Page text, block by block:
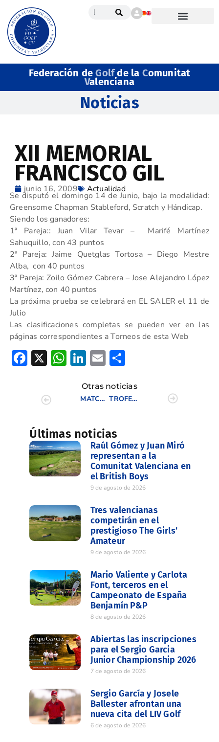
Federación deGolfde la Comunitat
Valenciana
Noticias
XII MEMORIAL
FRANCISCO GIL
junio 16, 2009 Actualidad
Se disputó el domingo 14 de Junio, bajo la modalidad:
Greensome Chapman Stableford, Scratch y Hándicap.
Siendo los ganadores:
1ª Pareja:: Juan Vilar Tevar – Marifé Martínez
Sahuquillo, con 43 puntos
2ª Pareja: Jaime Quetglas Tortosa – Diego Mestre
Alba, con 40 puntos
3ª Pareja: Zoilo Gómez Cabrera – Jose Alejandro López
Martínez, con 40 puntos
La próxima prueba se celebrará en EL SALER el 11 de
Julio
Las clasificaciones completas se pueden ver en las
páginas correspondientes a Torneos de esta Web
Facebook
X WhatsApp
LinkedIn
Email
Otras noticias
MATCH SENIOR INTERCOMUNITARIO
TROFEO CLUBES Y CAMPOS DE LA COMUNIDAD VALENCIANA
Últimas noticias
Raúl Gómez y Juan Miró
representan a la
Comunitat Valenciana en
el British Boys
9 de agosto de 2026
Tres valencianas
competirán en el
prestigioso The Girls’
Amateur
9 de agosto de 2026
Mario Valiente y Carlota
Font, terceros en el
Campeonato de España
Benjamín P&P
8 de agosto de 2026
Abiertas las inscripciones
para el Sergio Garcia
Junior Championship 2026
7 de agosto de 2026
Sergio García y Josele
Ballester afrontan una
nueva cita del LIV Golf
6 de agosto de 2026